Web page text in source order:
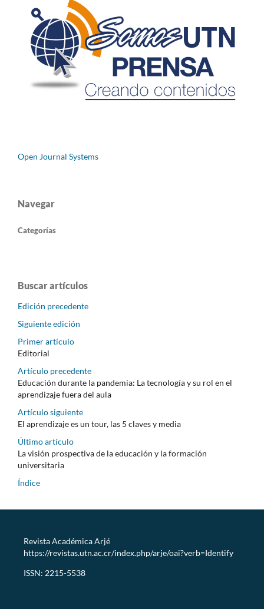
Open Journal Systems
Navegar
Categorías
Buscar artículos
Edición precedente
Siguiente edición
Primer artículo
Editorial
Artículo precedente
Educación durante la pandemia: La tecnología y su rol en el
aprendizaje fuera del aula
Artículo siguiente
El aprendizaje es un tour, las 5 claves y media
Último artículo
La visión prospectiva de la educación y la formación
universitaria
Índice
Revista Académica Arjé
https://revistas.utn.ac.cr/index.php/arje/oai?verb=Identify
ISSN: 2215-5538